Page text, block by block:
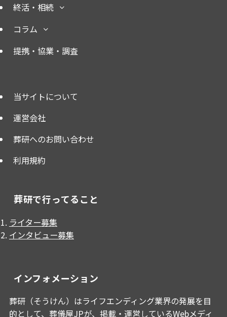
終活・相続
コラム
提携・協業・調査
当サイトについて
運営会社
葬研へのお問い合わせ
利用規約
葬研で行ってること
ライター募集
インタビュー募集
インフォメーション
葬研（そうけん）はライフエンディング業界の発展を目
的として、 葬儀屋JPが、掲載・運営しているWebメディ